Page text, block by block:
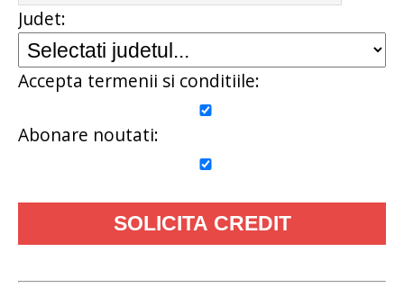
Judet:
Accepta termenii si conditiile:
Abonare noutati: